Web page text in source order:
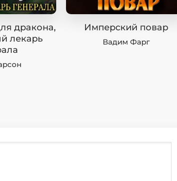
дракона,
лекарь
Имперский повар
Вадим Фарг